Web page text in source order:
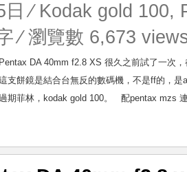
⁄ Kodak gold 100,
⁄ 瀏覽數 6,673
Pentax DA 40mm f2.8 XS 很久之前試了一次
支餅鏡是結合台無反的數碼機，不是ff的，
期菲林，kodak gold 100。 配pentax mzs